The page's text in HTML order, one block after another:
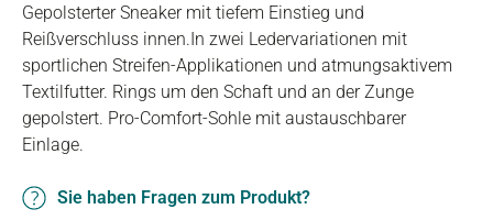
Gepolsterter Sneaker mit tiefem Einstieg und
Reißverschluss innen.In zwei Ledervariationen mit
sportlichen Streifen-Applikationen und atmungsaktivem
Textilfutter. Rings um den Schaft und an der Zunge
gepolstert. Pro-Comfort-Sohle mit austauschbarer
Einlage.
Sie haben Fragen zum Produkt?